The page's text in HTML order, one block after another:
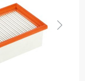
Next